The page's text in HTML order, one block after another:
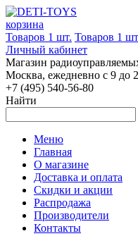
корзина
Товаров 1 шт. Товаров 1
Личный кабинет
Магазин
Москва, ежедневно с 9 до
+7 (495) 540-56-80
Найти
Меню
Главная
О магазине
Доставка и оплата
Скидки и акции
Распродажа
Производители
Контакты